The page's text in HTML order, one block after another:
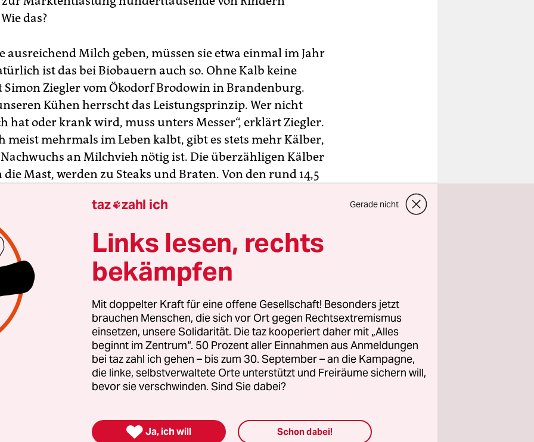
das?
ausreichend Milch geben, müssen sie etwa einmal im Jahr
ist das bei Biobauern auch so. Ohne Kalb keine
Simon Ziegler vom Ökodorf Brodowin in Brandenburg.
Kühen herrscht das Leistungsprinzip. Wer nicht
hat oder krank wird, muss unters Messer“, erklärt Ziegler.
meist mehrmals im Leben kalbt, gibt es stets mehr Kälber,
an Milchvieh nötig ist. Die überzähligen Kälber
Mast, werden zu Steaks und Braten. Von den rund 14,5
Drittel sind zum größten Teil Nachkommen, die in der
Reine Fleischrassen, die nicht gemolken werden und in
ganzjährig draußen weiden, sind in Deutschland selten.
einem konventionellen Milchbauer in Schleswig-
naturnah arbeitet, quillt der Stall nicht über. Er hat Kühe
trotz schlechter Marktlage verkauft – zu
„Bei mir fehlen 10.000 Mark – seit Dezember. Macht
Mark“, rechnet Voß vor. Nicht nur den Preisverfall von
muss der Landwirt hinnehmen, bei den
muss er nun auch die Entfernung von BSE-
müsste meine Milch acht bis zehn Pfennig pro Liter
damit der Betrieb überleben kann“, sagt Voß.
taz zahl ich Gerade nicht
Links lesen, rechts
bekämpfen
Mit doppelter Kraft für eine offene Gesellschaft! Besonders jetzt
brauchen Menschen, die sich vor Ort gegen Rechtsextremismus
einsetzen, unsere Solidarität. Die taz kooperiert daher mit „Alles
beginnt im Zentrum“. 50 Prozent aller Einnahmen aus Anmeldungen
bei taz zahl ich gehen – bis zum 30. September – an die Kampagne,
die linke, selbstverwaltete Orte unterstützt und Freiräume sichern will,
bevor sie verschwinden. Sind Sie dabei?
 Ja, ich will Schon dabei!